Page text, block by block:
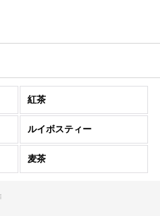
紅茶
ルイボスティー
麦茶